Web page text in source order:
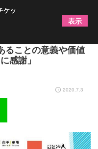
クラウドファンディ
ることの意義や価値
感謝」
2020.7.3
ケッ
表示